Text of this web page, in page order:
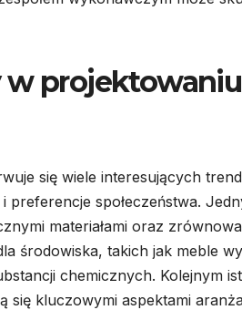
w
się wiele interesujących
preferencje społeczeństwa.
materiałami oraz
środowiska, takich jak meble
chemicznych. Kolejnym
się kluczowymi aspektami